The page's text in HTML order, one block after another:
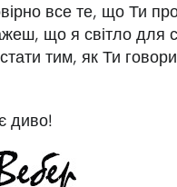
все те, що Ти
що я світло для
тим, як Ти
диво!